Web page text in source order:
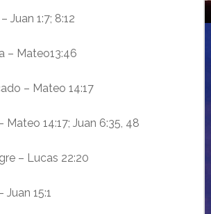
Juan 1:7; 8:12
– Mateo13:46
– Mateo 14:17
Mateo 14:17; Juan 6:35, 48
– Lucas 22:20
Juan 15:1